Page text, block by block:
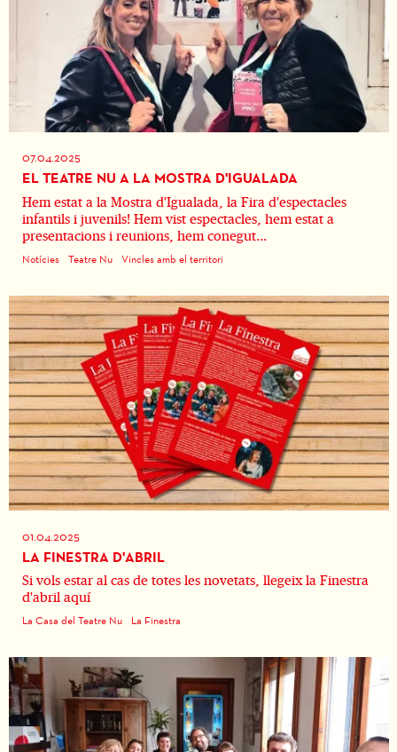
07.04.2025
EL TEATRE NU A LA MOSTRA D'IGUALADA
Hem estat a la Mostra d'Igualada, la Fira d'espectacles
infantils i juvenils! Hem vist espectacles, hem estat a
presentacions i reunions, hem conegut...
Notícies Teatre Nu Vincles amb el territori
01.04.2025
LA FINESTRA D'ABRIL
Si vols estar al cas de totes les novetats, llegeix la Finestra
d'abril aquí
La Casa del Teatre Nu La Finestra